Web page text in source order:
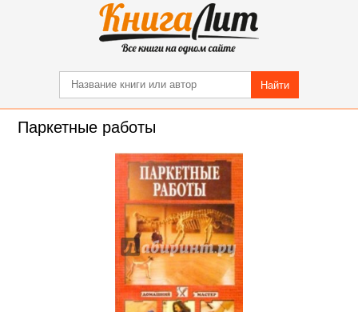
Найти
Паркетные работы